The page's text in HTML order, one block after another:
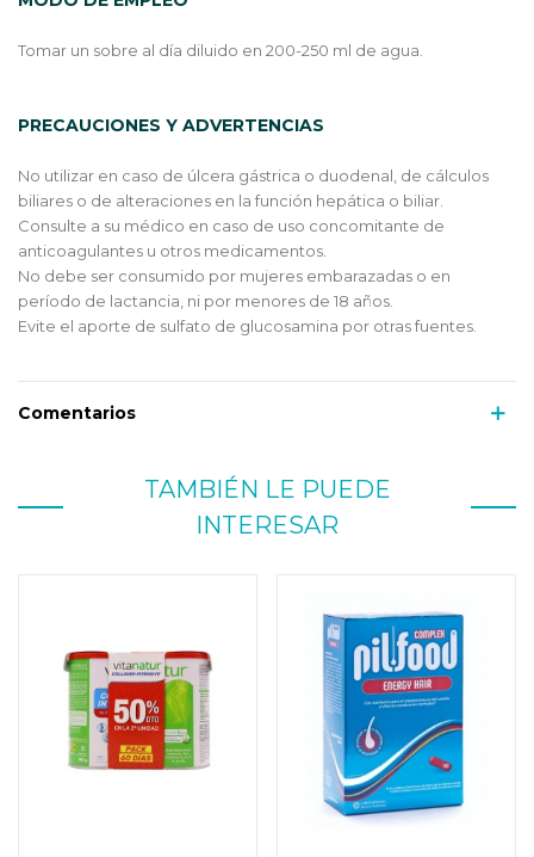
Tomar un sobre al día diluido en 200-250 ml de agua.
PRECAUCIONES Y ADVERTENCIAS
No utilizar en caso de úlcera gástrica o duodenal, de cálculos
biliares o de alteraciones en la función hepática o biliar.
Consulte a su médico en caso de uso concomitante de
anticoagulantes u otros medicamentos.
No debe ser consumido por mujeres embarazadas o en
período de lactancia, ni por menores de 18 años.
Evite el aporte de sulfato de glucosamina por otras fuentes.
Comentarios
TAMBIÉN LE PUEDE
INTERESAR